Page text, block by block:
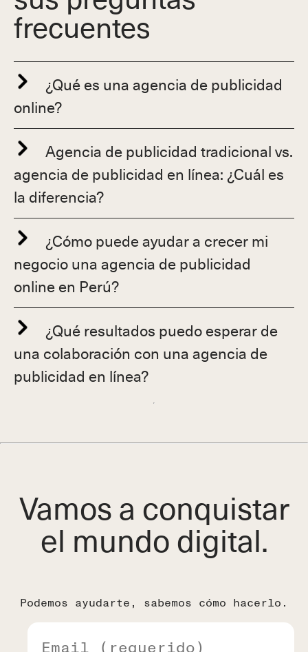
frecuentes
¿Qué es una agencia de publicidad
online?
Agencia de publicidad tradicional vs.
agencia de publicidad en línea: ¿Cuál es
la diferencia?
¿Cómo puede ayudar a crecer mi
negocio una agencia de publicidad
online en Perú?
¿Qué resultados puedo esperar de
una colaboración con una agencia de
publicidad en línea?
Vamos a conquistar
el mundo digital.
Podemos ayudarte, sabemos cómo hacerlo.